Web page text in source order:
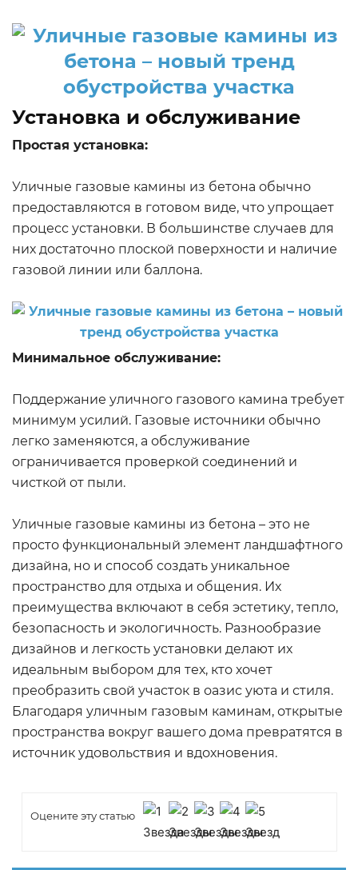
Установка и обслуживание
Простая установка:
Уличные газовые камины из бетона обычно
предоставляются в готовом виде, что упрощает
процесс установки. В большинстве случаев для
них достаточно плоской поверхности и наличие
газовой линии или баллона.
Минимальное обслуживание:
Поддержание уличного газового камина требует
минимум усилий. Газовые источники обычно
легко заменяются, а обслуживание
ограничивается проверкой соединений и
чисткой от пыли.
Уличные газовые камины из бетона – это не
просто функциональный элемент ландшафтного
дизайна, но и способ создать уникальное
пространство для отдыха и общения. Их
преимущества включают в себя эстетику, тепло,
безопасность и экологичность. Разнообразие
дизайнов и легкость установки делают их
идеальным выбором для тех, кто хочет
преобразить свой участок в оазис уюта и стиля.
Благодаря уличным газовым каминам, открытые
пространства вокруг вашего дома превратятся в
источник удовольствия и вдохновения.
Оцените эту статью